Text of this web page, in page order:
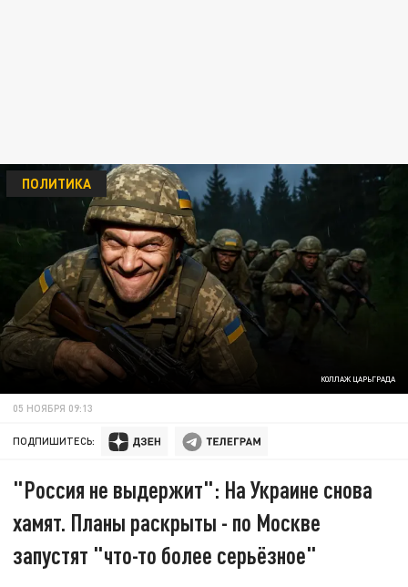
КОЛЛАЖ ЦАРЬГРАДА
ПОЛИТИКА
05 НОЯБРЯ 09:13
ПОДПИШИТЕСЬ:
"Россия не выдержит": На Украине снова
хамят. Планы раскрыты - по Москве
запустят "что-то более серьёзное"